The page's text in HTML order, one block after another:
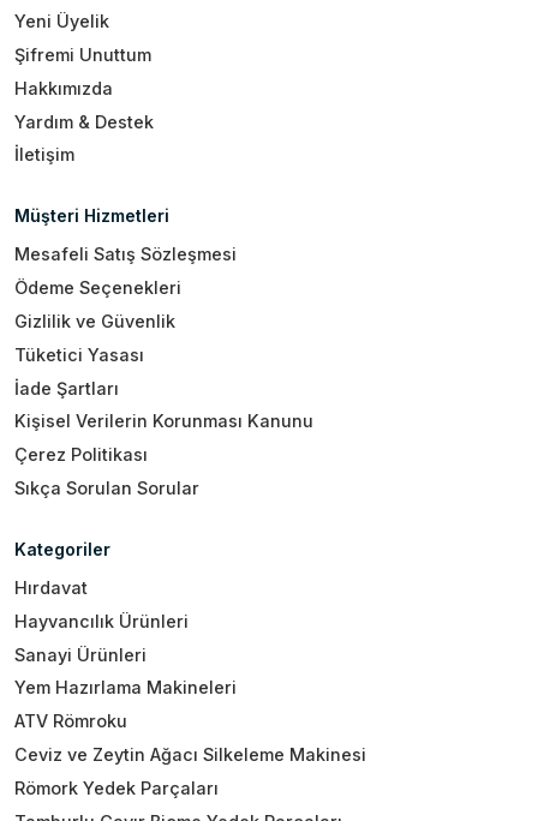
Yeni Üyelik
Şifremi Unuttum
Hakkımızda
Yardım & Destek
İletişim
Müşteri Hizmetleri
Mesafeli Satış Sözleşmesi
Ödeme Seçenekleri
Gizlilik ve Güvenlik
Tüketici Yasası
İade Şartları
Kişisel Verilerin Korunması Kanunu
Çerez Politikası
Sıkça Sorulan Sorular
Kategoriler
Hırdavat
Hayvancılık Ürünleri
Sanayi Ürünleri
Yem Hazırlama Makineleri
ATV Römroku
Ceviz ve Zeytin Ağacı Silkeleme Makinesi
Römork Yedek Parçaları